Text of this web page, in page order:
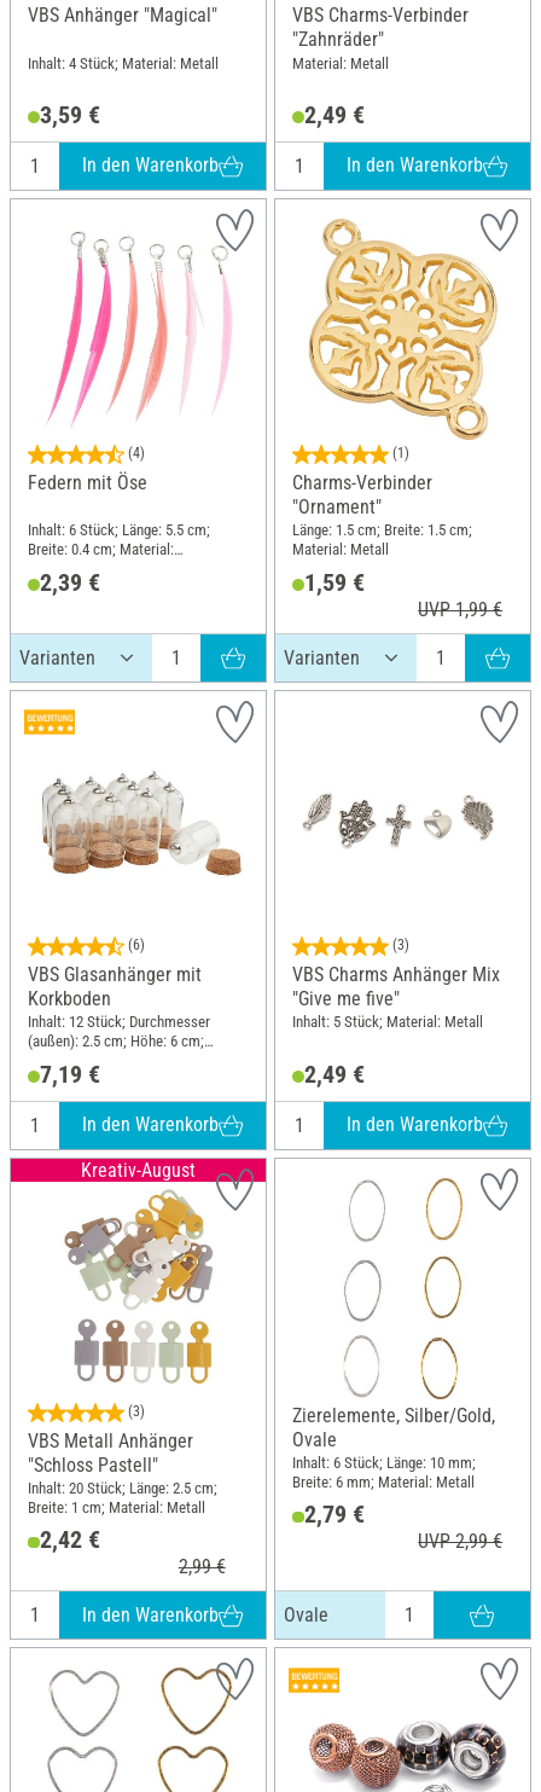
VBS Anhänger "Magical"
Inhalt: 4 Stück; Material: Metall
3,59 €
In den Warenkorb
VBS Charms-Verbinder
"Zahnräder"
Material: Metall
2,49 €
In den Warenkorb
(4)
Federn mit Öse
Inhalt: 6 Stück; Länge: 5.5 cm;
Breite: 0.4 cm; Material:
2,39 €
(1)
Charms-Verbinder
"Ornament"
Länge: 1.5 cm; Breite: 1.5 cm;
Material: Metall
1,59 €
UVP 1,99 €
(6)
VBS Glasanhänger mit
Korkboden
Inhalt: 12 Stück; Durchmesser
(außen): 2.5 cm; Höhe: 6 cm;
7,19 €
In den Warenkorb
(3)
VBS Charms Anhänger Mix
"Give me five"
Inhalt: 5 Stück; Material: Metall
2,49 €
In den Warenkorb
Kreativ-August
(3)
VBS Metall Anhänger
"Schloss Pastell"
Inhalt: 20 Stück; Länge: 2.5 cm;
Breite: 1 cm; Material: Metall
2,42 €
2,99 €
In den Warenkorb
Zierelemente, Silber/Gold,
Ovale
Inhalt: 6 Stück; Länge: 10 mm;
Breite: 6 mm; Material: Metall
2,79 €
UVP 2,99 €
Ovale